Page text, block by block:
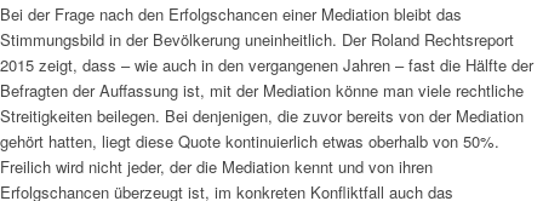
Bei der Frage nach den Erfolgschancen einer Mediation bleibt das
Stimmungsbild in der Bevölkerung uneinheitlich. Der Roland Rechtsreport
2015 zeigt, dass – wie auch in den vergangenen Jahren – fast die Hälfte der
Befragten der Auffassung ist, mit der Mediation könne man viele rechtliche
Streitigkeiten beilegen. Bei denjenigen, die zuvor bereits von der Mediation
gehört hatten, liegt diese Quote kontinuierlich etwas oberhalb von 50%.
Freilich wird nicht jeder, der die Mediation kennt und von ihren
Erfolgschancen überzeugt ist, im konkreten Konfliktfall auch das